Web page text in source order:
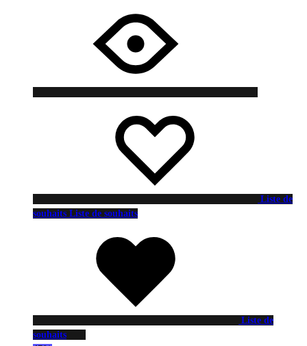
Liste de
souhaits Liste de souhaits
Liste de
souhaits